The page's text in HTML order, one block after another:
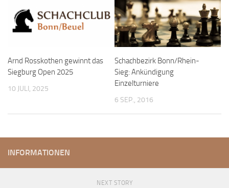
4. Mannschaft
Jugendschach
1.Online Schachturnierserie
Termine
Vorstand
Mitglieder
Arnd Rosskothen gewinnt das
Siegburg Open 2025
10 JULI, 2025
Schachbezirk Bonn/Rhein-
Sieg: Ankündigung
Einzelturniere
6 SEP., 2016
INFORMATIONEN
NEXT STORY